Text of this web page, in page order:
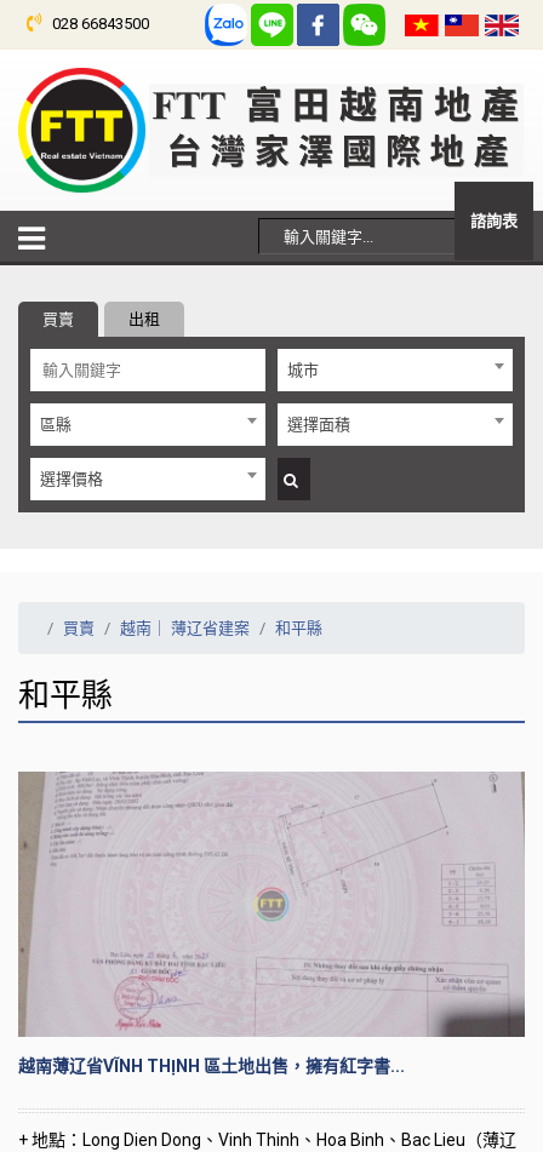
028 66843500
買賣 出租
城市
區縣 選擇面積
選擇價格
買賣 越南｜ 薄辽省建案 和平縣
和平縣
越南薄辽省VĨNH THỊNH 區土地出售，擁有紅字書...
+ 地點：Long Dien Dong、Vinh Thinh、Hoa Binh、Bac Lieu（薄辽
諮詢表